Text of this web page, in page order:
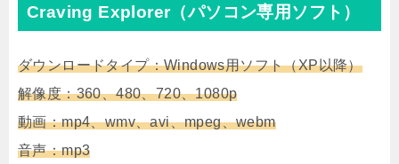
Craving Explorer（パソコン専用ソフト）
ダウンロードタイプ：Windows用ソフト（XP以降）
解像度：360、480、720、1080p
動画：mp4、wmv、avi、mpeg、webm
音声：mp3